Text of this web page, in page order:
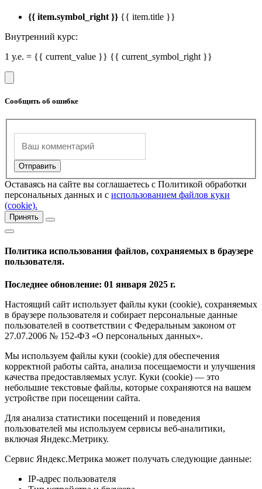
{{ item.symbol_right }} {{ item.title }}
Внутренний курс:
1 у.е. = {{ current_value }} {{ current_symbol_right }}
Сообщить об ошибке
Оставаясь на сайте вы соглашаетесь с Политикой обработки
персональных данных и с использованием файлов куки
(cookie).
Принять
Политика использования файлов, сохраняемых в браузере
пользователя.
Последнее обновление: 01 января 2025 г.
Настоящий сайт использует файлы куки (cookie), сохраняемых
в браузере пользователя и собирает персональные данные
пользователей в соответствии с Федеральным законом от
27.07.2006 № 152-ФЗ «О персональных данных».
Мы используем файлы куки (cookie) для обеспечения
корректной работы сайта, анализа посещаемости и улучшения
качества предоставляемых услуг. Куки (cookie) — это
небольшие текстовые файлы, которые сохраняются на вашем
устройстве при посещении сайта.
Для анализа статистики посещений и поведения
пользователей мы используем сервисы веб-аналитики,
включая Яндекс.Метрику.
Сервис Яндекс.Метрика может получать следующие данные:
IP-адрес пользователя